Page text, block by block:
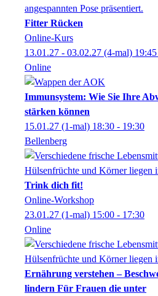
Fitter Rücken
Online-Kurs
13.01.27 - 03.02.27 (4-mal) 19:45
Online
Immunsystem: Wie Sie Ihre
stärken können
15.01.27 (1-mal) 18:30 - 19:30
Bellenberg
Trink dich fit!
Online-Workshop
23.01.27 (1-mal) 15:00 - 17:30
Online
Ernährung verstehen –
lindern Für Frauen die unter